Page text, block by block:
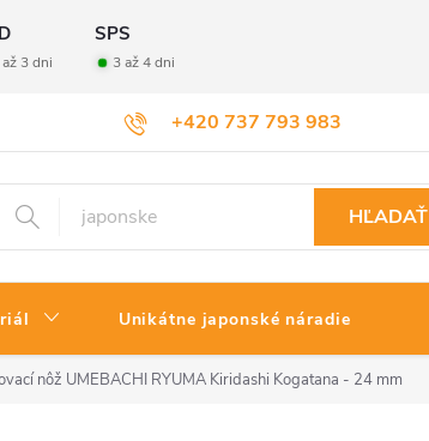
SPS
až 3 dni 3 až 4 dni
+420 737 793 983
údajov Veľkoobchod Vrátenie tovaru
HĽADAŤ
Unikátne japonské náradie
nôž UMEBACHI RYUMA Kiridashi Kogatana - 24 mm